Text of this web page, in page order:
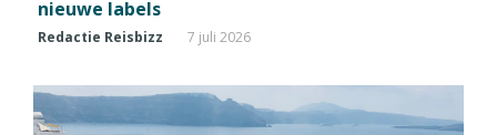
nieuwe labels
Redactie Reisbizz 7 juli 2026